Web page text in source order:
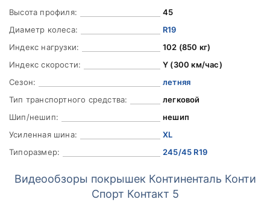
Высота профиля:
45
Диаметр колеса:
R19
Индекс нагрузки:
102 (850 кг)
Индекс скорости:
Y (300 км/час)
Сезон:
летняя
Тип транспортного средства:
легковой
Шип/нешип:
нешип
Усиленная шина:
XL
Типоразмер:
245/45 R19
Видеообзоры покрышек Континенталь Конти
Спорт Контакт 5